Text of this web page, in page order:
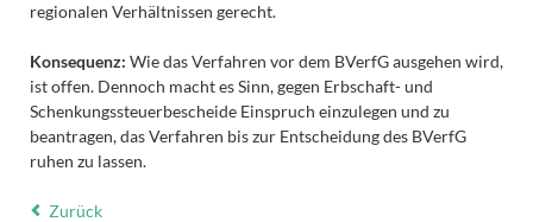
regionalen Verhältnissen gerecht.
Konsequenz: Wie das Verfahren vor dem BVerfG ausgehen wird,
ist offen. Dennoch macht es Sinn, gegen Erbschaft- und
Schenkungssteuerbescheide Einspruch einzulegen und zu
beantragen, das Verfahren bis zur Entscheidung des BVerfG
ruhen zu lassen.
Zurück